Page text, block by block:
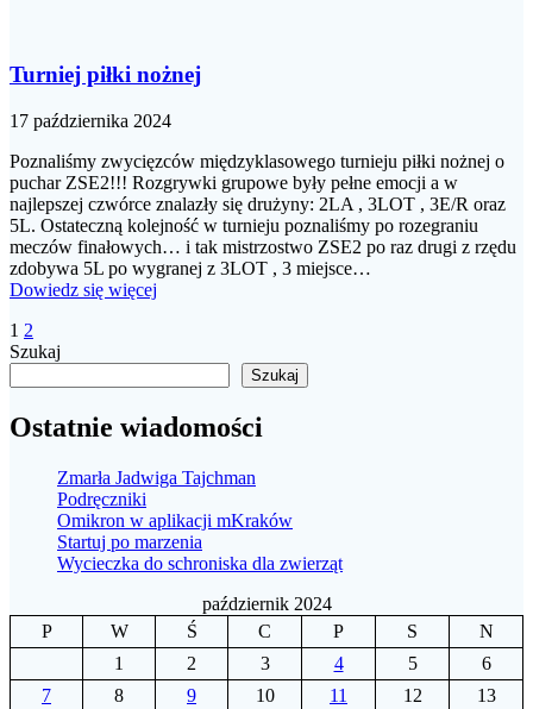
Turniej piłki nożnej
17 października 2024
Poznaliśmy zwycięzców międzyklasowego turnieju piłki nożnej o
puchar ZSE2!!! Rozgrywki grupowe były pełne emocji a w
najlepszej czwórce znalazły się drużyny: 2LA , 3LOT , 3E/R oraz
5L. Ostateczną kolejność w turnieju poznaliśmy po rozegraniu
meczów finałowych… i tak mistrzostwo ZSE2 po raz drugi z rzędu
zdobywa 5L po wygranej z 3LOT , 3 miejsce…
Dowiedz się więcej
Nawigacja
po
wpisach
Strona
1 Strona
2
Szukaj
Szukaj
Ostatnie wiadomości
Zmarła Jadwiga Tajchman
Podręczniki
Omikron w aplikacji mKraków
Startuj po marzenia
Wycieczka do schroniska dla zwierząt
październik 2024
P
W Ś C P S
N
1
2 3 4 5
6
7
8 9 10 11 12
13